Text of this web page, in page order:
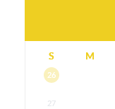
S M
26
27